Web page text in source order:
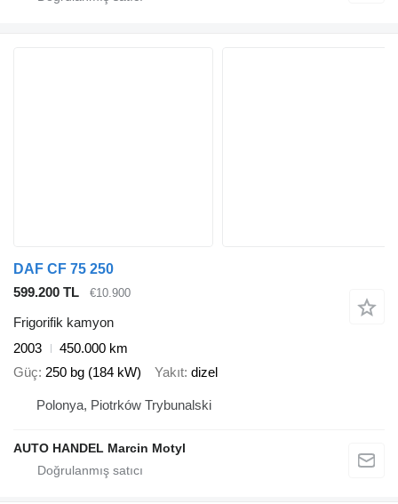
DAF CF 75 250
599.200 TL
€10.900
Frigorifik kamyon
2003
450.000 km
Güç 250 bg (184 kW) Yakıt dizel
Polonya, Piotrków Trybunalski
AUTO HANDEL Marcin Motyl